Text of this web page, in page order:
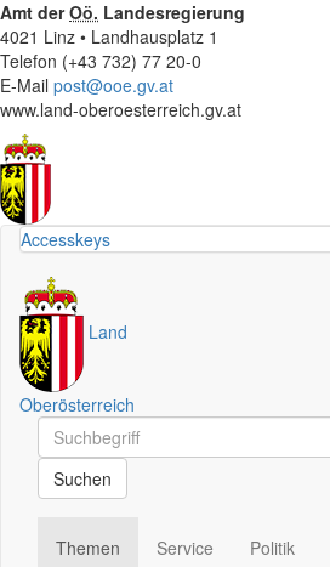
Amt derOö. Landesregierung
4021 Linz • Landhausplatz 1
Telefon (+43 732) 77 20-0
E-Mail post@ooe.gv.at
www.land-oberoesterreich.gv.at
Accesskeys
Land
Oberösterreich
Schnellsuche
Schnellsuche
Suchen
Themen
Service
Politik